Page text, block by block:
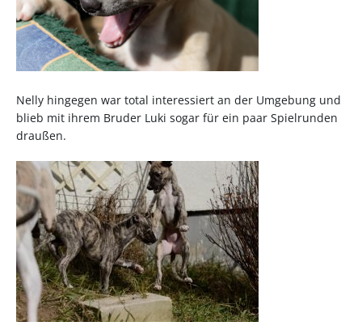
Nelly hingegen war total interessiert an der Umgebung und
blieb mit ihrem Bruder Luki sogar für ein paar Spielrunden
draußen.